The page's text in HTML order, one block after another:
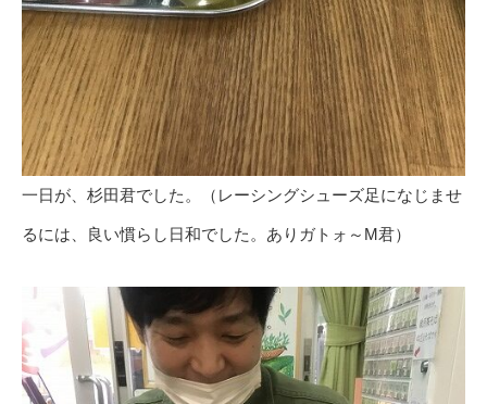
一日が、杉田君でした。（レーシングシューズ足になじませ
るには、良い慣らし日和でした。ありガトォ～M君）